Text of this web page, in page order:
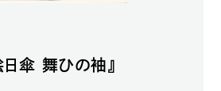
傘 舞ひの袖』